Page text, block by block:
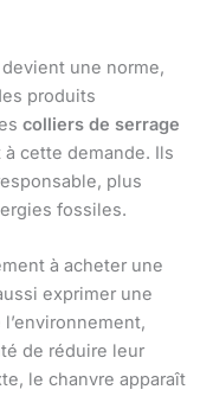
une norme,
produits
colliers de serrage
cette demande. Ils
plus
fossiles.
à acheter une
exprimer une
de réduire leur
le chanvre apparaît